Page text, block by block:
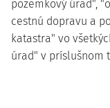
pozemkový úrad",
cestnú dopravu a
katastra" vo
úrad" v príslušnom